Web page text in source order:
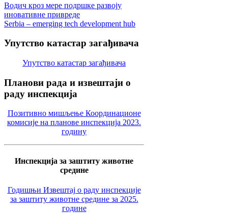
Водич кроз мере подршке развоју
иновативне привреде
Serbia – emerging tech development hub
Упутство катастар загађивача
Упутство катастар загађивача
Планови рада и извештаји о
раду инспекција
Позитивно мишљење Координационе
комисије на планове инспекција 2023.
годину
Инспекција за заштиту животне
средине
Годишњи Извештај о раду инспекције
за заштиту животне средине за 2025.
године